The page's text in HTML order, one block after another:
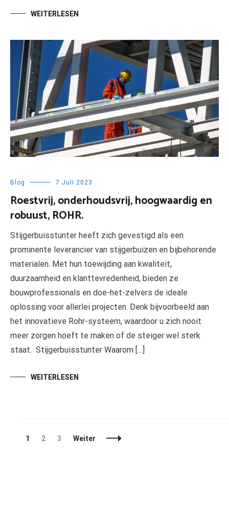
WEITERLESEN
Blog 7 Juli 2023
Roestvrij, onderhoudsvrij, hoogwaardig en
robuust, ROHR.
Stijgerbuisstunter heeft zich gevestigd als een
prominente leverancier van stijgerbuizen en bijbehorende
materialen. Met hun toewijding aan kwaliteit,
duurzaamheid en klanttevredenheid, bieden ze
bouwprofessionals en doe-het-zelvers de ideale
oplossing voor allerlei projecten. Denk bijvoorbeeld aan
het innovatieve Rohr-systeem, waardoor u zich nooit
meer zorgen hoeft te maken of de steiger wel sterk
staat. Stijgerbuisstunter Waarom […]
WEITERLESEN
Beitragsnavigation
Seite
1 Seite
2 Seite
3 Weiter